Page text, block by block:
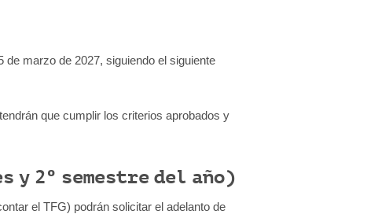
marzo de 2027, siguiendo el siguiente
que cumplir los criterios aprobados y
2º semestre del año)
el TFG) podrán solicitar el adelanto de